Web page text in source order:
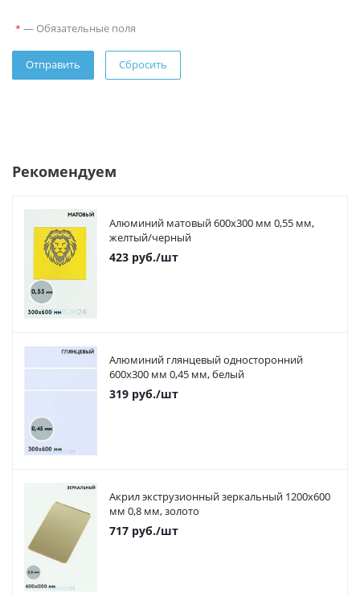
* — Обязательные поля
Сбросить
Рекомендуем
Алюминий матовый 600х300 мм 0,55 мм,
желтый/черный
423 руб./шт
Алюминий глянцевый односторонний
600х300 мм 0,45 мм, белый
319 руб./шт
Акрил экструзионный зеркальный 1200х600
мм 0,8 мм, золото
717 руб./шт